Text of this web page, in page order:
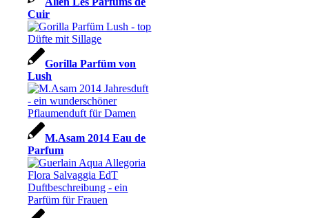
Cuir
Gorilla Parfüm von
Lush
M.Asam 2014 Eau de
Parfum